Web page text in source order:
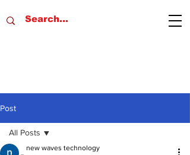
Post
All Posts
new waves technology